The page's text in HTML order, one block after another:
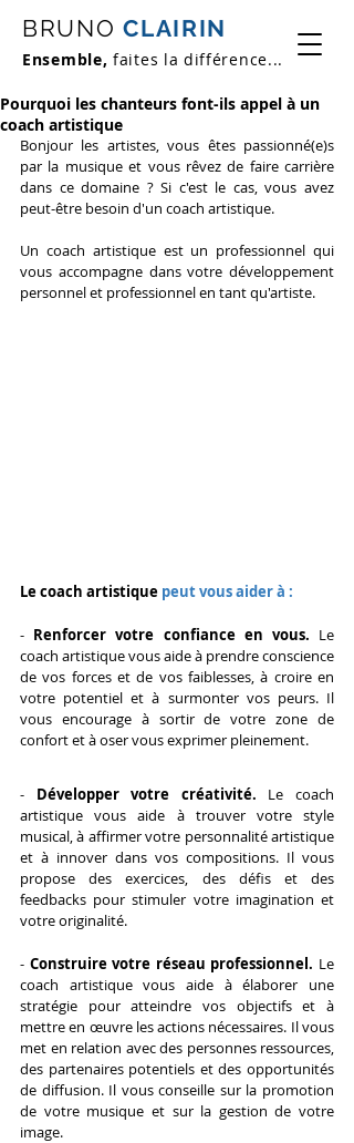
BRUNO CLAIRIN
Ensemble, faites la différence...
Pourquoi les chanteurs font-ils appel à un
coach artistique
Bonjour les artistes, vous êtes passionné(e)s
par la musique et vous rêvez de faire carrière
dans ce domaine ? Si c'est le cas, vous avez
peut-être besoin d'un coach artistique.
Un coach artistique est un professionnel qui
vous accompagne dans votre développement
personnel et professionnel en tant qu'artiste.
Le coach artistique peut vous aider à :
- Renforcer votre confiance en vous. Le
coach artistique vous aide à prendre conscience
de vos forces et de vos faiblesses, à croire en
votre potentiel et à surmonter vos peurs. Il
vous encourage à sortir de votre zone de
confort et à oser vous exprimer pleinement.
- Développer votre créativité. Le coach
artistique vous aide à trouver votre style
musical, à affirmer votre personnalité artistique
et à innover dans vos compositions. Il vous
propose des exercices, des défis et des
feedbacks pour stimuler votre imagination et
votre originalité.
- Construire votre réseau professionnel. Le
coach artistique vous aide à élaborer une
stratégie pour atteindre vos objectifs et à
mettre en œuvre les actions nécessaires. Il vous
met en relation avec des personnes ressources,
des partenaires potentiels et des opportunités
de diffusion. Il vous conseille sur la promotion
de votre musique et sur la gestion de votre
image.